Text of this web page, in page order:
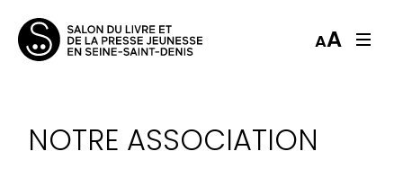
AA
NOTRE ASSOCIATION